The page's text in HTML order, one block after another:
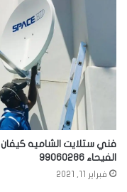
فني ستلايت الشاميه كيفان
الفيحاء 99060286
فبراير 11, 2021